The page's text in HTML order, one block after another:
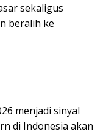
sekaligus
beralih ke
menjadi sinyal
di Indonesia akan